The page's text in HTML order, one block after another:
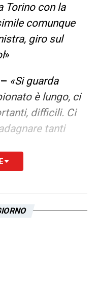
Torino con la
comunque
giro sul
»
«Si guarda
è lungo, ci
difficili. Ci
tanti
su Dele-
TOP NEWS